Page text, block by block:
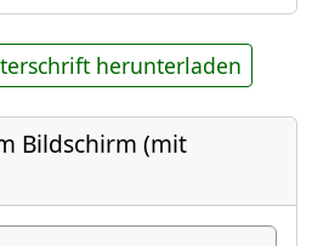
herunterladen
Bildschirm (mit